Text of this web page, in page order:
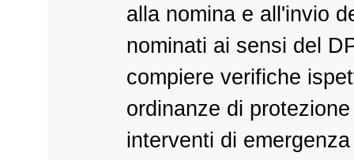
alla nomina e all'invio
nominati ai sensi del
compiere verifiche
ordinanze di
interventi di emergenza